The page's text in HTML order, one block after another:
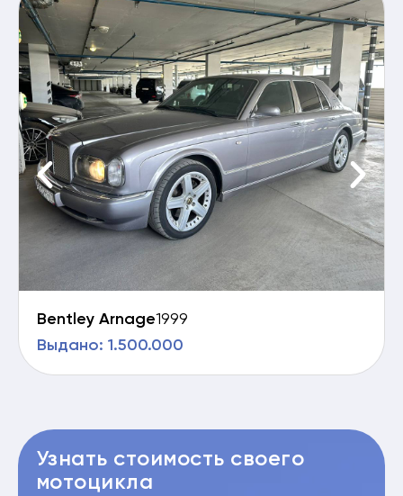
Bentley Arnage1999
Выдано: 1.500.000
Узнать стоимость своего
мотоцикла